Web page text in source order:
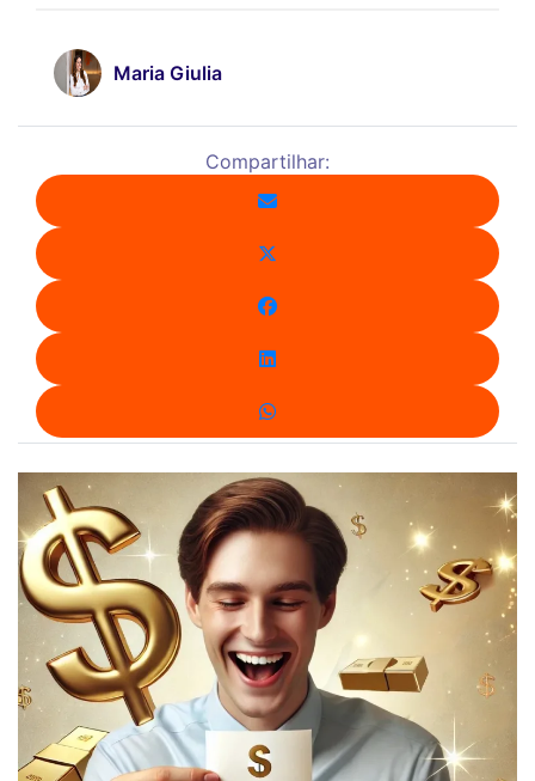
Maria Giulia
Compartilhar: